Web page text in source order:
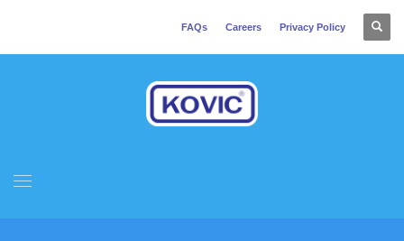
FAQs Careers Privacy Policy